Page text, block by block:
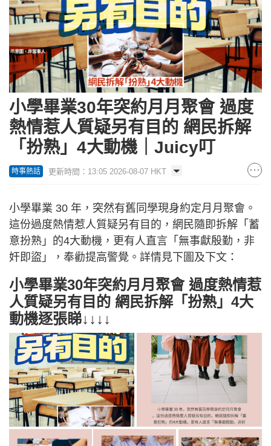
小學畢業30年突約月月聚會 過度
熱情惹人質疑另有目的 網民拆解
「扮熟」4大動機｜Juicy叮
時事熱話 更新時間：13:05 2026-08-07 HKT
小學畢業 30 年，突然有舊同學現身約定月月聚會。
這份過度熱情惹人質疑另有目的，網民隨即拆解「蓄
意扮熟」的4大動機，更有人直言「無事獻殷勤，非
奸即盜」，奉勸提高警覺。詳情見下圖及下文：
小學畢業30年突約月月聚會 過度熱情惹
人質疑另有目的 網民拆解「扮熟」4大
動機逐張睇↓↓↓↓